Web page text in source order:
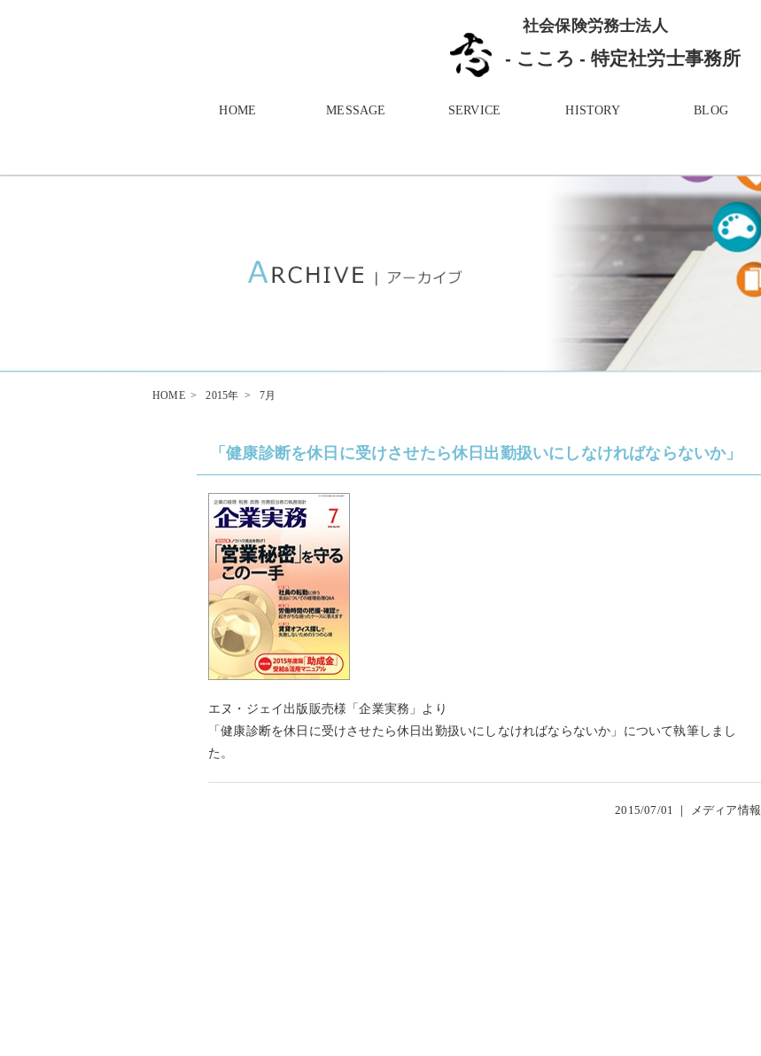
社会保険労務士法人
- こころ - 特定社労士事務所
HOME MESSAGE SERVICE HISTORY BLOG
HOME> 2015年 > 7月
「健康診断を休日に受けさせたら休日出勤扱いにしなければならないか」
エヌ・ジェイ出版販売様「企業実務」より
「健康診断を休日に受けさせたら休日出勤扱いにしなければならないか」について執筆しまし
た。
2015/07/01 ｜ メディア情報